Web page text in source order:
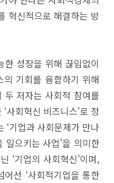
혁신적으로 해결하는 방
성장을 위해 끊임없이
의 기회를 융합하기 위해
저자는 사회적 참여를
사회혁신 비즈니스’로 정
‘기업과 사회문제가 만나
으키는 사업’을 의미한
‘기업의 사회혁신’이며,
선 ‘사회적기업을 통한